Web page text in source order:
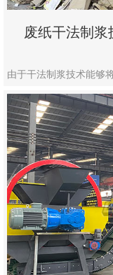
废纸干法制浆
由于干法制浆技术能够